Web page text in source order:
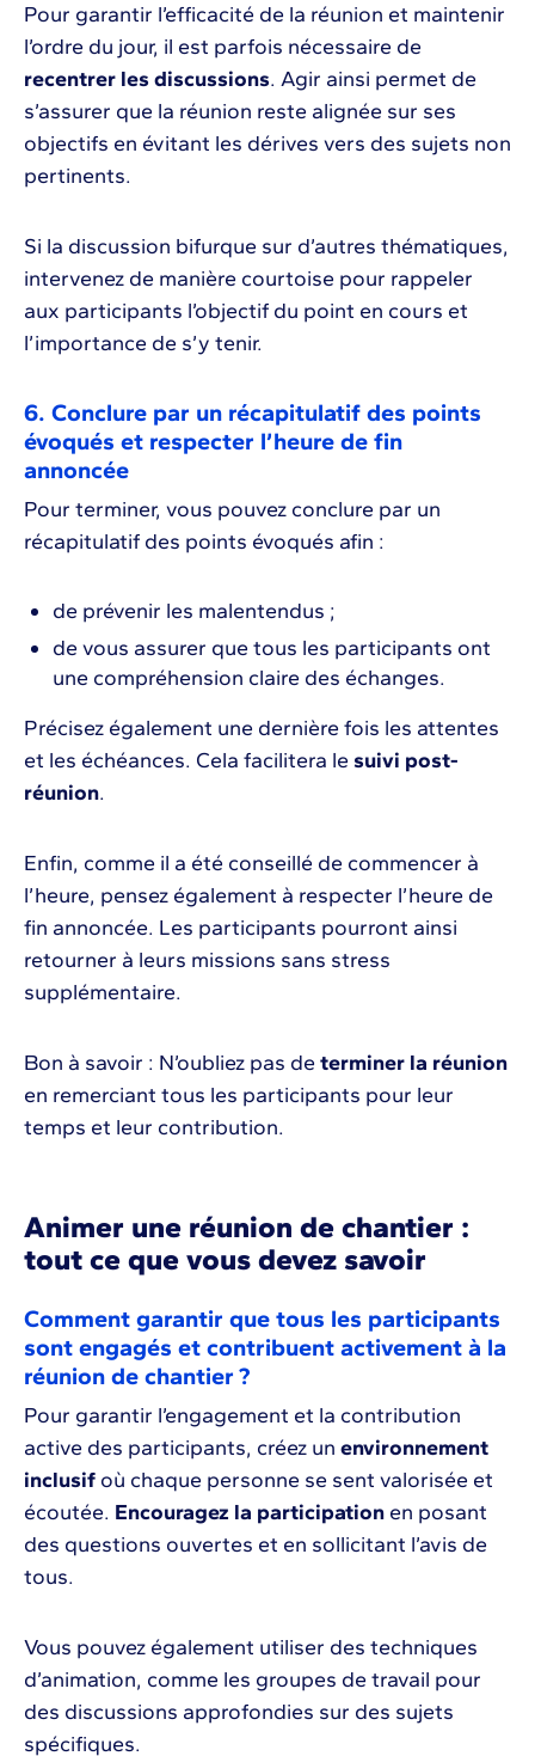
Pour garantir l’efficacité de la réunion et maintenir
l’ordre du jour, il est parfois nécessaire de
recentrer les discussions. Agir ainsi permet de
s’assurer que la réunion reste alignée sur ses
objectifs en évitant les dérives vers des sujets non
pertinents.
Si la discussion bifurque sur d’autres thématiques,
intervenez de manière courtoise pour rappeler
aux participants l’objectif du point en cours et
l’importance de s’y tenir.
6. Conclure par un récapitulatif des points
évoqués et respecter l’heure de fin
annoncée
Pour terminer, vous pouvez conclure par un
récapitulatif des points évoqués afin :
de prévenir les malentendus ;
de vous assurer que tous les participants ont
une compréhension claire des échanges.
Précisez également une dernière fois les attentes
et les échéances. Cela facilitera le suivi post-
réunion.
Enfin, comme il a été conseillé de commencer à
l’heure, pensez également à respecter l’heure de
fin annoncée. Les participants pourront ainsi
retourner à leurs missions sans stress
supplémentaire.
Bon à savoir : N’oubliez pas de terminer la réunion
en remerciant tous les participants pour leur
temps et leur contribution.
Animer une réunion de chantier :
tout ce que vous devez savoir
Comment garantir que tous les participants
sont engagés et contribuent activement à la
réunion de chantier ?
Pour garantir l’engagement et la contribution
active des participants, créez un environnement
inclusif où chaque personne se sent valorisée et
écoutée. Encouragez la participation en posant
des questions ouvertes et en sollicitant l’avis de
tous.
Vous pouvez également utiliser des techniques
d’animation, comme les groupes de travail pour
des discussions approfondies sur des sujets
spécifiques.